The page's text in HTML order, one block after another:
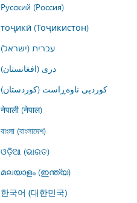
Русский (Россия)
тоҷикӣ (Тоҷикистон)
עברית (ישראל)
درى (افغانستان)
کوردیی ناوەڕاست (کوردستان)
नेपाली (नेपाल)
বাংলা (বাংলাদেশ)
ଓଡ଼ିଆ (ଭାରତ)
മലയാളം (ഇന്ത്യ)
한국어 (대한민국)